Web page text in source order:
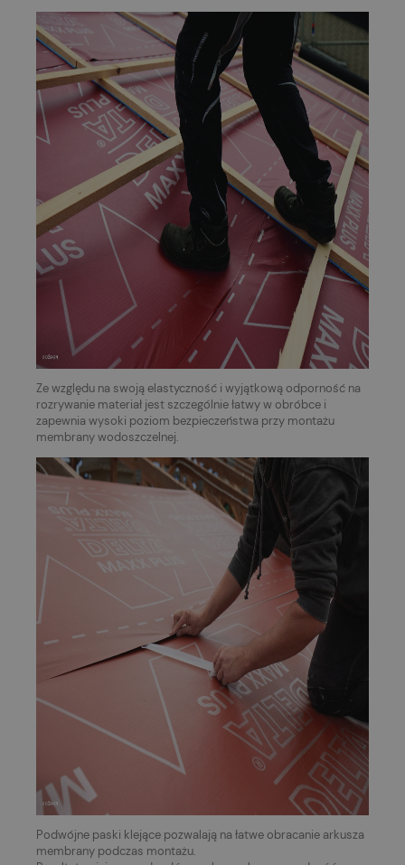
Ze względu na swoją elastyczność i wyjątkową odporność na
rozrywanie materiał jest szczególnie łatwy w obróbce i
zapewnia wysoki poziom bezpieczeństwa przy montażu
membrany wodoszczelnej.
Podwójne paski klejące pozwalają na łatwe obracanie arkusza
membrany podczas montażu.